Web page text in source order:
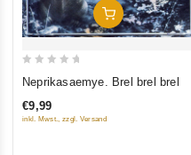
In Den Warenkorb
out
of
Neprikasaemye. Brel brel brel
€9,99
inkl. Mwst., zzgl. Versand